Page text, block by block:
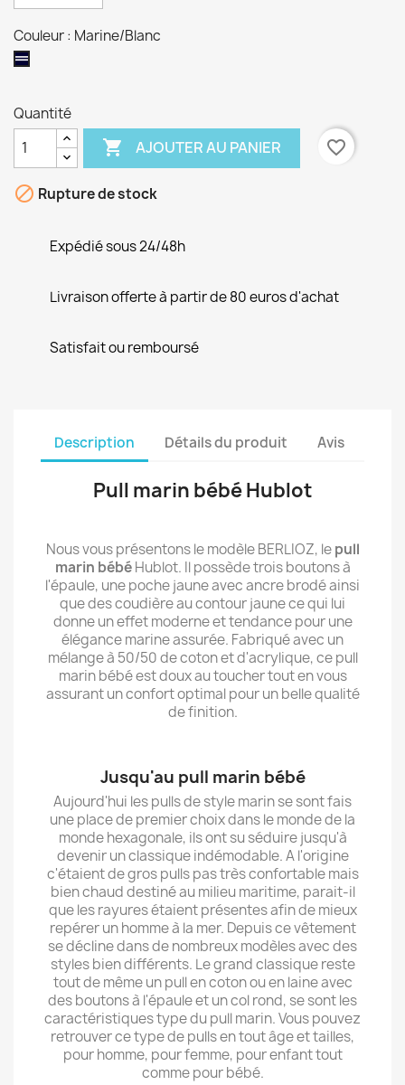
Couleur : Marine/Blanc
Marine/Blanc
Quantité
 AJOUTER AU PANIER favorite_border
 Rupture de stock
Expédié sous 24/48h
Livraison offerte à partir de 80 euros d'achat
Satisfait ou remboursé
Description Détails du produit Avis
Pull marin bébé Hublot
Nous vous présentons le modèle BERLIOZ, lepull
marin bébéHublot. Il possède trois boutons à
l'épaule, une poche jaune avec ancre brodé ainsi
que des coudière au contour jaune ce qui lui
donne un effet moderne et tendance pour une
élégance marine assurée. Fabriqué avec un
mélange à 50/50 de coton et d'acrylique, ce pull
marin bébé est doux au toucher tout en vous
assurant un confort optimal pour un belle qualité
de finition.
Jusqu'au pull marin bébé
Aujourd'hui les pulls de style marin se sont fais
une place de premier choix dans le monde de la
monde hexagonale, ils ont su séduire jusqu'à
devenir un classique indémodable. A l'origine
c'étaient de gros pulls pas très confortable mais
bien chaud destiné au milieu maritime, parait-il
que les rayures étaient présentes afin de mieux
repérer un homme à la mer. Depuis ce vêtement
se décline dans de nombreux modèles avec des
styles bien différents. Le grand classique reste
tout de même un pull en coton ou en laine avec
des boutons à l'épaule et un col rond, se sont les
caractéristiques type du pull marin. Vous pouvez
retrouver ce type de pulls en tout âge et tailles,
pour homme, pour femme, pour enfant tout
comme pour bébé.